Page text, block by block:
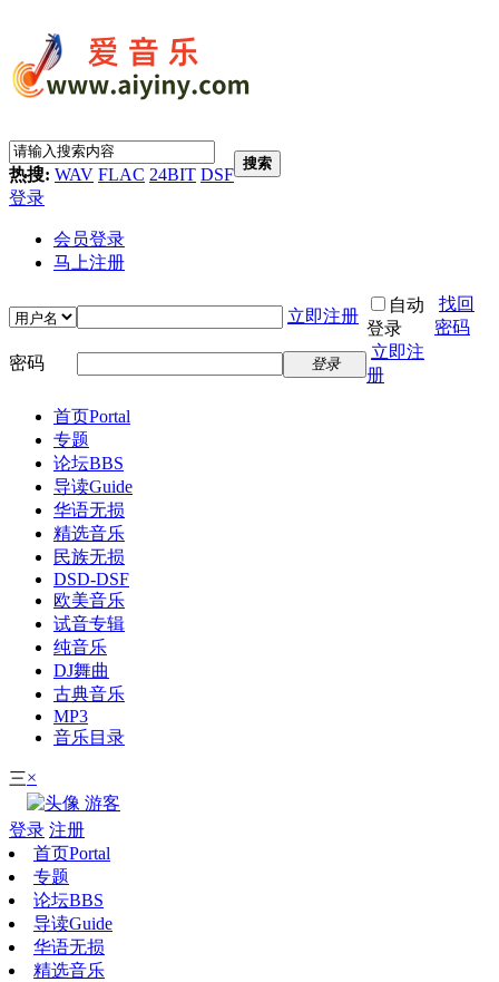
热搜: WAV FLAC 24BIT DSF
搜索
登录
会员登录
马上注册
立即注册
自动
登录
找回
密码
密码
登录
立即注
册
首页Portal
专题
论坛BBS
导读Guide
华语无损
精选音乐
民族无损
DSD-DSF
欧美音乐
试音专辑
纯音乐
DJ舞曲
古典音乐
MP3
音乐目录
三×
游客
登录 注册
首页Portal
专题
论坛BBS
导读Guide
华语无损
精选音乐